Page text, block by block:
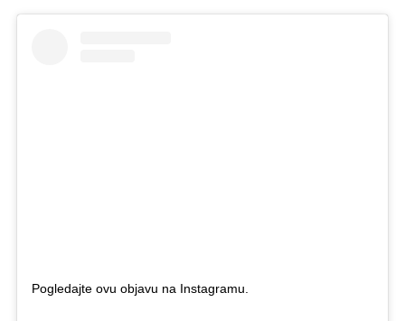
Pogledajte ovu objavu na Instagramu.